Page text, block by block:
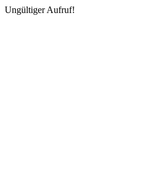
Ungültiger Aufruf!